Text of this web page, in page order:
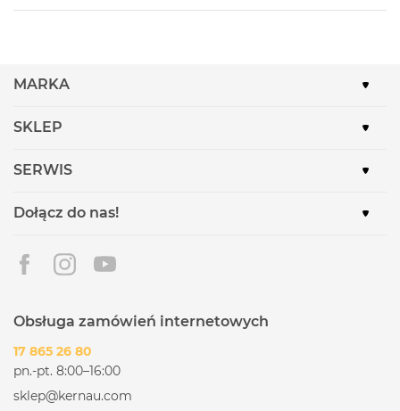
MARKA
SKLEP
SERWIS
Dołącz do nas!
Obsługa zamówień internetowych
17 865 26 80
pn.-pt. 8:00–16:00
sklep@kernau.com